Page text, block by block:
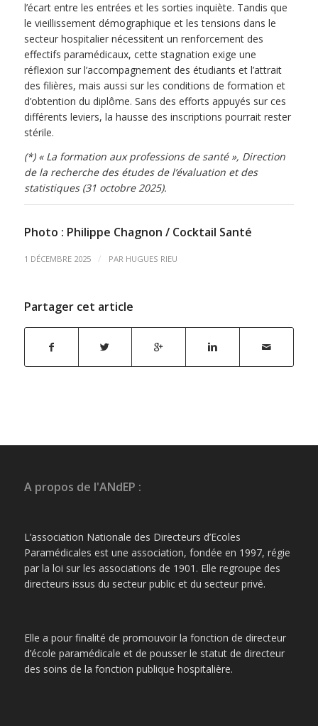
l’écart entre les entrées et les sorties inquiète. Tandis que
le vieillissement démographique et les tensions dans le
secteur hospitalier nécessitent un renforcement des
effectifs paramédicaux, cette stagnation exige une
réflexion sur l’accompagnement des étudiants et l’attrait
des filières, mais aussi sur les conditions de formation et
d’obtention du diplôme. Sans des efforts appuyés sur ces
différents leviers, la hausse des inscriptions pourrait rester
stérile.
(*) « La formation aux professions de santé », Direction
de la recherche des études de l’évaluation et des
statistiques (31 octobre 2025).
Photo : Philippe Chagnon / Cocktail Santé
1 DÉCEMBRE 2025 / PAR HUGUES RIEU
Partager cet article
A propos de l'ANdEP :
L’association Nationale des Directeurs d’Ecoles
Paramédicales est une association, fondée en 1997, régie
par la loi sur les associations de 1901. Elle regroupe des
directeurs issus du secteur public et du secteur privé.
Elle a pour finalité de promouvoir la fonction de directeur
d’école paramédicale et de pousser le statut de directeur
des soins de la fonction publique hospitalière.